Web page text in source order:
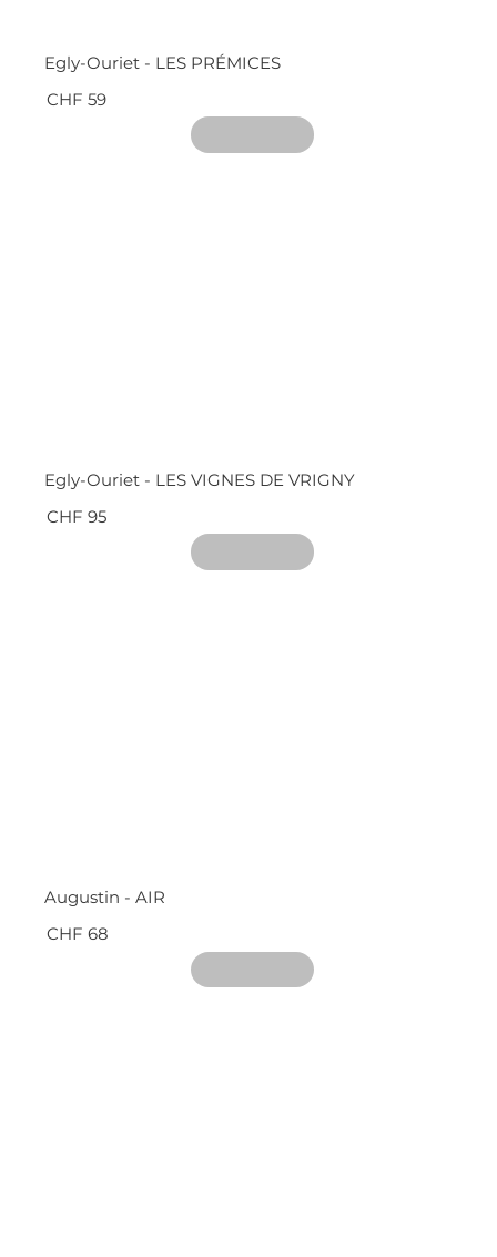
Egly-Ouriet - LES PRÉMICES
CHF 59
Egly-Ouriet - LES VIGNES DE VRIGNY
CHF 95
Augustin - AIR
CHF 68